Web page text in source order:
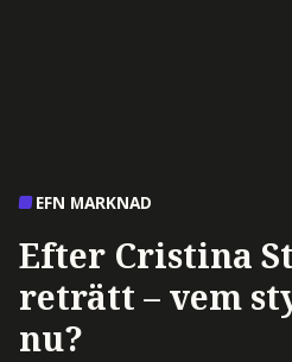
EFN MARKNAD
Efter Cristina
reträtt – vem
nu?